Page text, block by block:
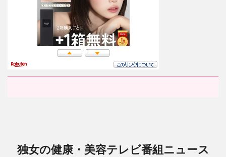
独女の健康・美容テレビ番組ニュース